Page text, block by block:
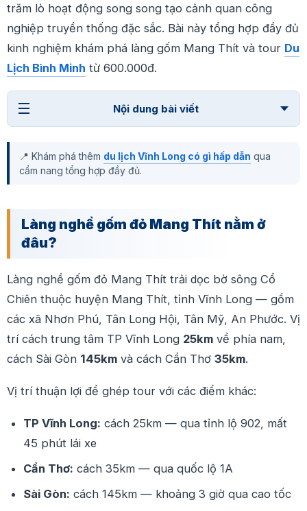
trăm lò hoạt động song song tạo cảnh quan công
nghiệp truyền thống đặc sắc. Bài này tổng hợp đầy đủ
kinh nghiệm khám phá làng gốm Mang Thít và tour Du
Lịch Bình Minh từ 600.000đ.
Nội dung bài viết
📍 Khám phá thêm du lịch Vĩnh Long có gì hấp dẫn qua
cẩm nang tổng hợp đầy đủ.
Làng nghề gốm đỏ Mang Thít nằm ở
đâu?
Làng nghề gốm đỏ Mang Thít trải dọc bờ sông Cổ
Chiên thuộc huyện Mang Thít, tỉnh Vĩnh Long — gồm
các xã Nhơn Phú, Tân Long Hội, Tân Mỹ, An Phước. Vị
trí cách trung tâm TP Vĩnh Long 25km về phía nam,
cách Sài Gòn 145km và cách Cần Thơ 35km.
Vị trí thuận lợi để ghép tour với các điểm khác:
TP Vĩnh Long: cách 25km — qua tỉnh lộ 902, mất
45 phút lái xe
Cần Thơ: cách 35km — qua quốc lộ 1A
Sài Gòn: cách 145km — khoảng 3 giờ qua cao tốc